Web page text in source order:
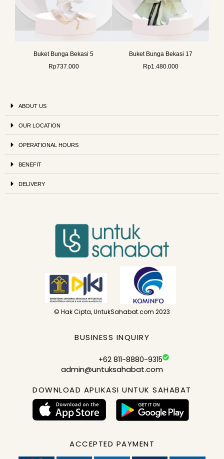
Buket Bunga Bekasi 5
Rp737.000
Buket Bunga Bekasi 17
Rp1.480.000
ABOUT US
OUR LOCATION
OPERATIONAL HOURS
BENEFIT
DELIVERY
© Hak Cipta, UntukSahabat.com 2023
BUSINESS INQUIRY
+62 811-8880-9315
admin@untuksahabat.com
DOWNLOAD APLIKASI UNTUK SAHABAT
ACCEPTED PAYMENT